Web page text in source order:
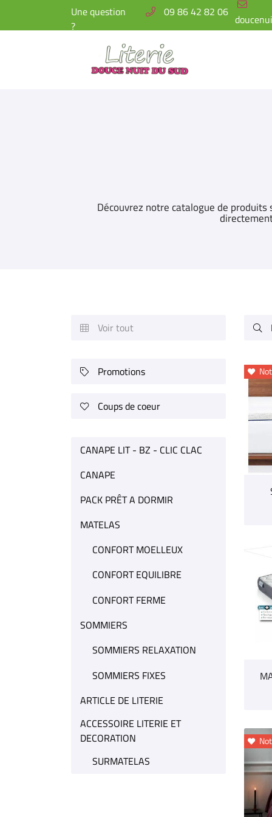
Une question
?
09 86 42 82 06
3 AVENUE DE SAINTE CROIX
Découvrez notre catalogue de
 Voir tout
 Promotions
 Coups de coeur
CANAPE LIT - BZ - CLIC CLAC
CANAPE
PACK PRÊT A DORMIR
MATELAS
CONFORT MOELLEUX
CONFORT EQUILIBRE
CONFORT FERME
SOMMIERS
SOMMIERS RELAXATION
SOMMIERS FIXES
ARTICLE DE LITERIE
ACCESSOIRE LITERIE ET
DECORATION
SURMATELAS


